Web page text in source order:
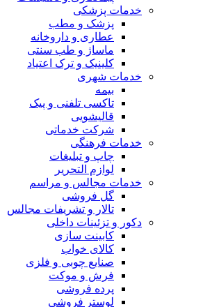
خدمات پزشکی
پزشک و مطب
عطاری و داروخانه
ماساژ و طب سنتی
کلینیک و ترک اعتیاد
خدمات شهری
بیمه
تاکسی تلفنی و پیک
قالیشویی
شرکت خدماتی
خدمات فرهنگی
چاپ و تبليغات
لوازم التحریر
خدمات مجالس و مراسم
گل فروشی
تالار و تشریفات مجالس
دکور و تزئینات داخلی
کابینت سازی
کالای خواب
صنایع چوبی و فلزی
فرش و موکت
پرده فروشی
لوستر فروشی